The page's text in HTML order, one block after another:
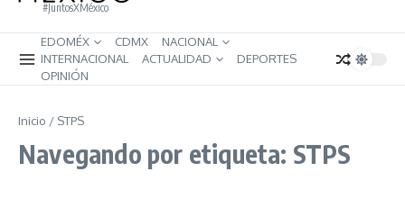
#JuntosXMéxico
EDOMÉX CDMX
NACIONAL
INTERNACIONAL
ACTUALIDAD
DEPORTES
OPINIÓN
Inicio / STPS
Navegando por etiqueta: STPS